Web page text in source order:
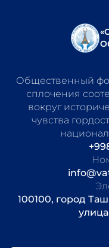
Общественный
сплочения
вокруг
чувства
100100, город